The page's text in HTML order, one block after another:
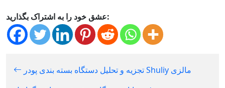
عشق خود را به اشتراک بگذارید:
تجزیه و تحلیل دستگاه بسته بندی پودر Shuliy مالزی